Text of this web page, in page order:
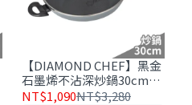
【DIAMOND CHEF】黑金
石墨烯不沾深炒鍋30cm｜
含蓋｜IH爐可用
NT$1,090NT$3,280